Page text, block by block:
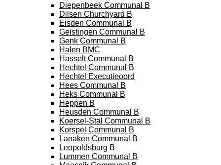
Diepenbeek Communal B
Dilsen Churchyard B
Eisden Communal B
Geistingen Communal B
Genk Communal B
Halen BMC
Hasselt Communal B
Hechtel Communal B
Hechtel Executieoord
Hees Communal B
Heks Communal B
Heppen B
Heusden Communal B
Koersel-Stal Communal B
Korspel Communal B
Lanaken Communal B
Leopoldsburg B
Lummen Communal B